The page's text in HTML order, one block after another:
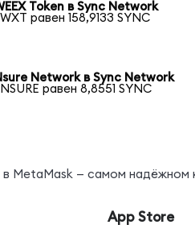
Token в Sync Network
WXT равен 158,9133 SYNC
Network в Sync Network
NSURE равен 8,8551 SYNC
в MetaMask — самом надёжном
App Store